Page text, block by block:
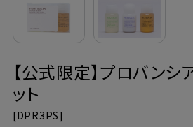
よくあるご質問
会員登録でお得
NEWS一覧
【公式限定】プロバンシ
ット
[DPR3PS]